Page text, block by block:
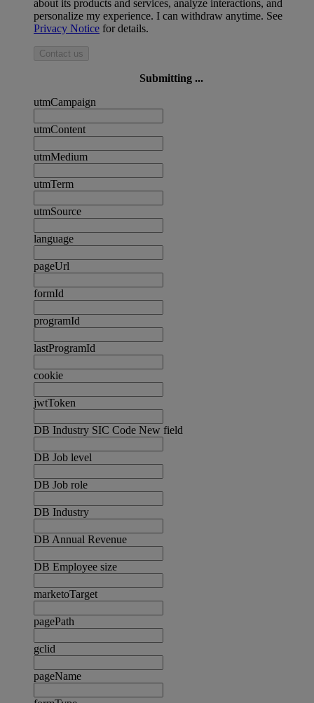
about its products and services, analyze interactions, and
personalize my experience. I can withdraw anytime. See
Privacy Notice for details.
Contact us
Submitting ...
utmCampaign
utmContent
utmMedium
utmTerm
utmSource
language
pageUrl
formId
programId
lastProgramId
cookie
jwtToken
DB Industry SIC Code New field
DB Job level
DB Job role
DB Industry
DB Annual Revenue
DB Employee size
marketoTarget
pagePath
gclid
pageName